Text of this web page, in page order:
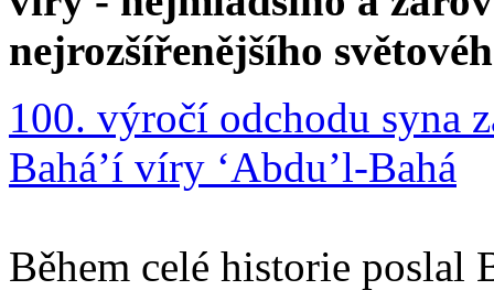
nejrozšířenějšího
100. výročí odchodu syna
Bahá’í víry ‘Abdu’l-Bahá
Během celé historie poslal